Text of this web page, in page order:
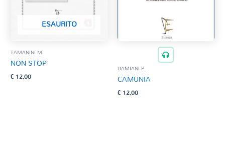
ESAURITO
TAMANINI M.
NON STOP
€12,00
DAMIANI P.
CAMUNIA
€12,00